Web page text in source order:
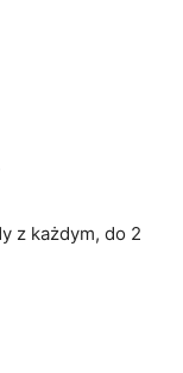
z każdym, do 2